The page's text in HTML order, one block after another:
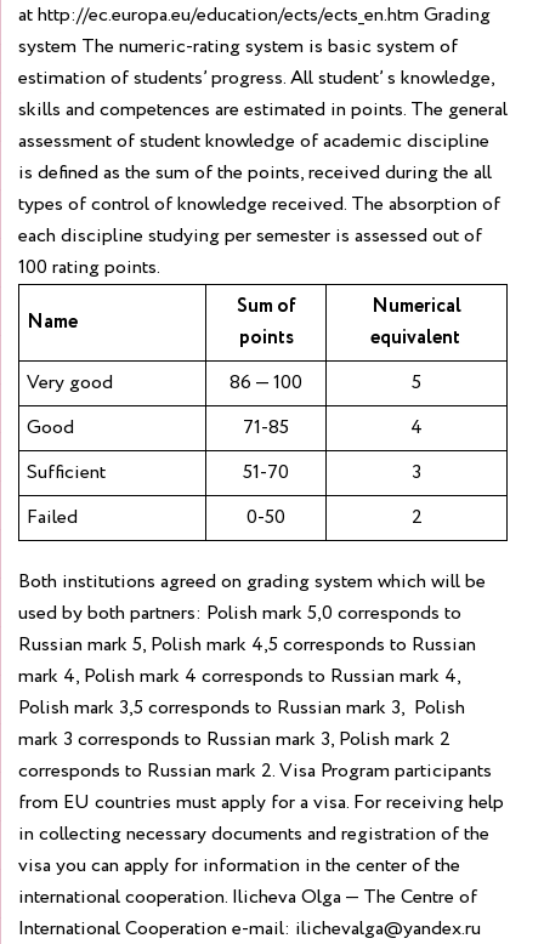
athttp://ec.europa.eu/education/ects/ects_en.htm Grading
system The numeric-rating system is basic system of
estimation of students’ progress. All student’ s knowledge,
skills and competences are estimated in points. The general
assessment of student knowledge of academic discipline
is defined as the sum of the points, received during the all
types of control of knowledge received. The absorption of
each discipline studying per semester is assessed out of
100 rating points.
Name
Sum of
points
Numerical
equivalent
Very good
86 — 100
5
Good
71-85
4
Sufficient
51-70
3
Failed
0-50 2
Both institutions agreed on grading system which will be
used by both partners: Polish mark 5,0 corresponds to
Russian mark 5, Polish mark 4,5 corresponds to Russian
mark 4, Polish mark 4 corresponds to Russian mark 4,
Polish mark 3,5 corresponds to Russian mark 3, Polish
mark 3 corresponds to Russian mark 3, Polish mark 2
corresponds to Russian mark 2.Visa Program participants
from EU countries must apply for a visa. For receiving help
in collecting necessary documents and registration of the
visa you can apply for information in the center of the
international cooperation. Ilicheva Olga — The Centre of
International Cooperation e-mail: ilichevalga@yandex.ru